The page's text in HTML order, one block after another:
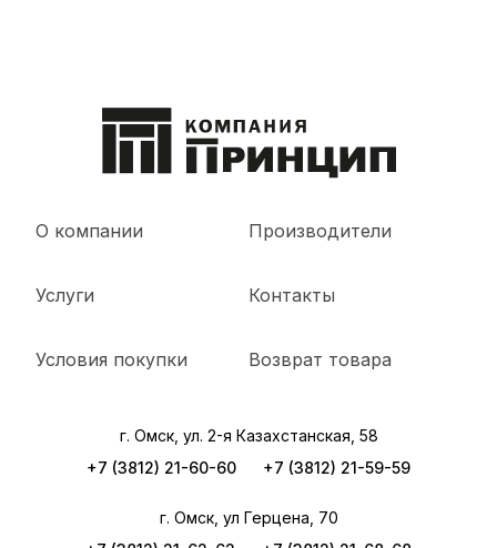
О компании
Услуги
Условия покупки
Производители
Контакты
Возврат товара
г. Омск, ул. 2-я Казахстанская, 58
+7 (3812) 21-60-60
+7 (3812) 21-59-59
г. Омск, ул Герцена, 70